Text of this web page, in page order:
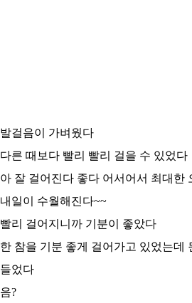
발걸음이 가벼웠다
다른 때보다 빨리 빨리 걸을 수 있었다
아 잘 걸어진다 좋다 어서어서 최대한
내일이 수월해진다~~
빨리 걸어지니까 기분이 좋았다
한 참을 기분 좋게 걸어가고 있었는데
들었다
음?